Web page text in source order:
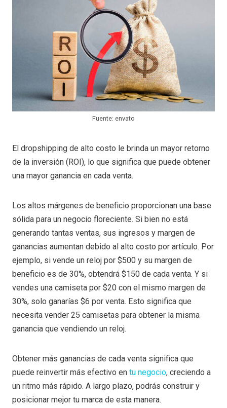
Fuente: envato
El dropshipping de alto costo le brinda un mayor retorno
de la inversión (ROI), lo que significa que puede obtener
una mayor ganancia en cada venta.
Los altos márgenes de beneficio proporcionan una base
sólida para un negocio floreciente. Si bien no está
generando tantas ventas, sus ingresos y margen de
ganancias aumentan debido al alto costo por artículo. Por
ejemplo, si vende un reloj por $500 y su margen de
beneficio es de 30%, obtendrá $150 de cada venta. Y si
vendes una camiseta por $20 con el mismo margen de
30%, solo ganarías $6 por venta. Esto significa que
necesita vender 25 camisetas para obtener la misma
ganancia que vendiendo un reloj.
Obtener más ganancias de cada venta significa que
puede reinvertir más efectivo en tu negocio, creciendo a
un ritmo más rápido. A largo plazo, podrás construir y
posicionar mejor tu marca de esta manera.